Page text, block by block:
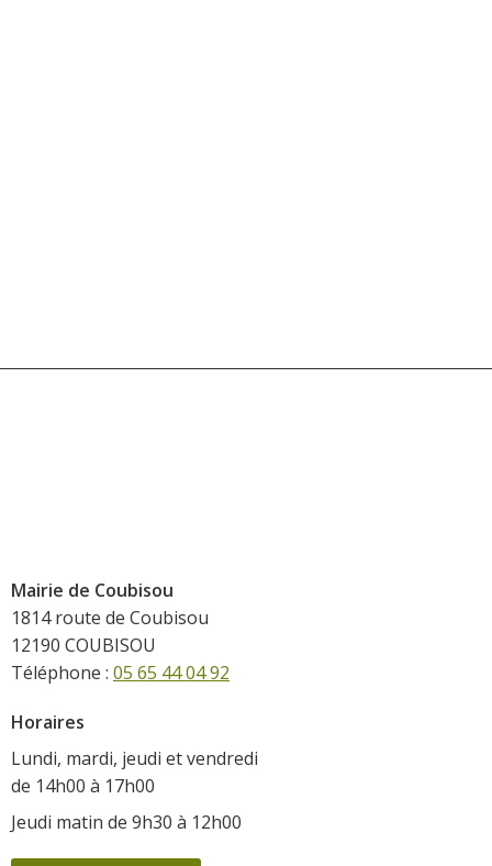
Mairie de Coubisou
1814 route de Coubisou
12190 COUBISOU
Téléphone : 05 65 44 04 92
Horaires
Lundi, mardi, jeudi et vendredi
de 14h00 à 17h00
Jeudi matin de 9h30 à 12h00